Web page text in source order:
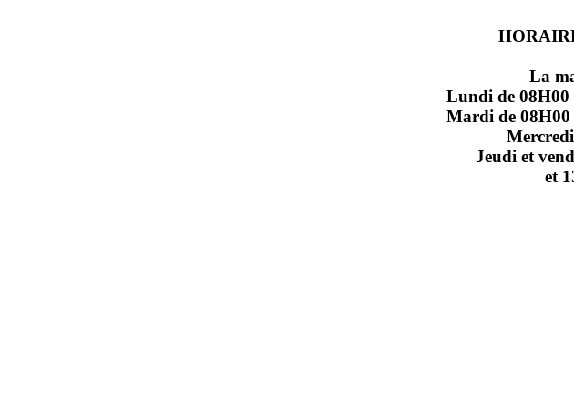
La
Lundi de 08H00
Mardi de 08H00
Jeudi et
et